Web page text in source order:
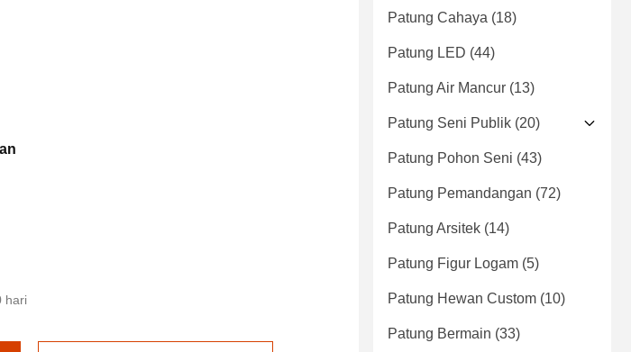
hari
Patung Cahaya (18)
Patung LED (44)
Patung Air Mancur (13)
Patung Seni Publik (20)
Patung Pohon Seni (43)
Patung Pemandangan (72)
Patung Arsitek (14)
Patung Figur Logam (5)
Patung Hewan Custom (10)
Patung Bermain (33)